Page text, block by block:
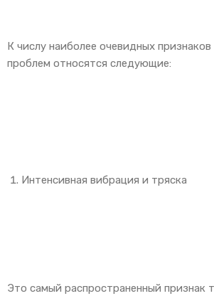
К числу наиболее очевидных
проблем относятся следующие:
Интенсивная вибрация и тряска
Это самый распространенный признак